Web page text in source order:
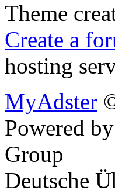
Theme
Create a
hosting
MyAdster
Powered by
Group
Deutsche